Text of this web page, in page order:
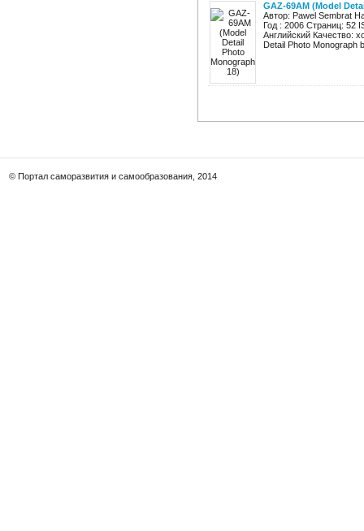
GAZ-69AM (Model
Автор: Pawel Sembrat
Год : 2006 Страниц: 52
Английский Качество:
Detail Photo Monograph
© Портал саморазвития и самообразования, 2014